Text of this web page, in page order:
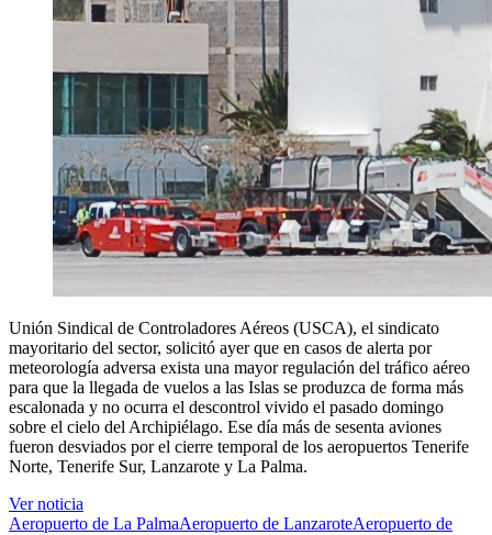
Unión Sindical de Controladores Aéreos (USCA), el sindicato
mayoritario del sector, solicitó ayer que en casos de alerta por
meteorología adversa exista una mayor regulación del tráfico aéreo
para que la llegada de vuelos a las Islas se produzca de forma más
escalonada y no ocurra el descontrol vivido el pasado domingo
sobre el cielo del Archipiélago. Ese día más de sesenta aviones
fueron desviados por el cierre temporal de los aeropuertos Tenerife
Norte, Tenerife Sur, Lanzarote y La Palma.
Ver noticia
Aeropuerto de La PalmaAeropuerto de LanzaroteAeropuerto de